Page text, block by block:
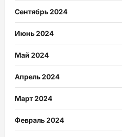
Сентябрь 2024
Июнь 2024
Май 2024
Апрель 2024
Март 2024
Февраль 2024